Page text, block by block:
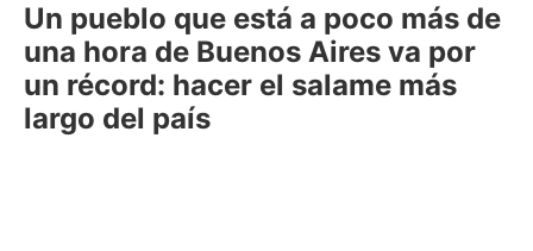
Un pueblo que está a poco más de
una hora de Buenos Aires va por
un récord: hacer el salame más
largo del país